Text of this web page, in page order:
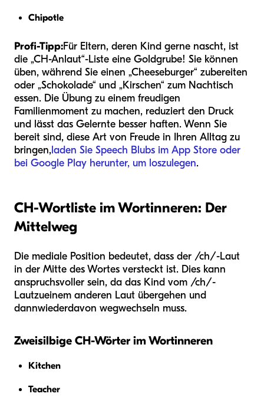
Chipotle
Profi-Tipp:Für Eltern, deren Kind gerne nascht, ist
die „CH-Anlaut“-Liste eine Goldgrube! Sie können
üben, während Sie einen „Cheeseburger“ zubereiten
oder „Schokolade“ und „Kirschen“ zum Nachtisch
essen. Die Übung zu einem freudigen
Familienmoment zu machen, reduziert den Druck
und lässt das Gelernte besser haften. Wenn Sie
bereit sind, diese Art von Freude in Ihren Alltag zu
bringen,laden Sie Speech Blubs im App Store oder
bei Google Play herunter, um loszulegen.
CH-Wortliste im Wortinneren: Der
Mittelweg
Die mediale Position bedeutet, dass der /ch/-Laut
in der Mitte des Wortes versteckt ist. Dies kann
anspruchsvoller sein, da das Kind vom /ch/-
Lautzueinem anderen Laut übergehen und
dannwiederdavon wegwechseln muss.
Zweisilbige CH-Wörter im Wortinneren
Kitchen
Teacher